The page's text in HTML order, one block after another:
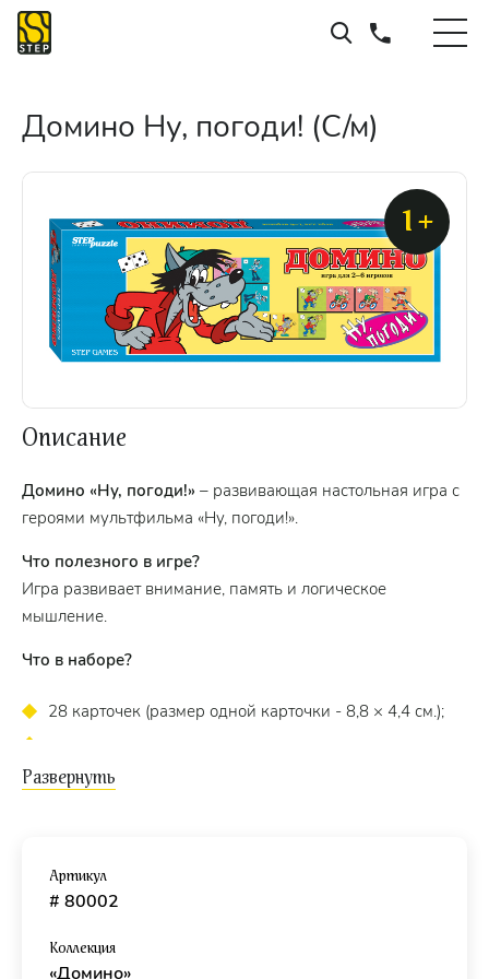
Домино Ну, погоди! (С/м)
1+
Описание
Домино «Ну, погоди!» – развивающая настольная игра с
героями мультфильма «Ну, погоди!».
Что полезного в игре?
Игра развивает внимание, память и логическое
мышление.
Что в наборе?
28 карточек (размер одной карточки - 8,8 × 4,4 см.);
принципу домино.
карту.
Артикул
# 80002
Коллекция
«Домино»